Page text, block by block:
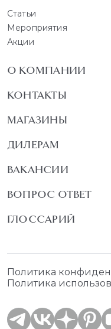
Статьи
Мероприятия
Акции
О КОМПАНИИ
КОНТАКТЫ
МАГАЗИНЫ
ДИЛЕРАМ
ВАКАНСИИ
ВОПРОС ОТВЕТ
ГЛОССАРИЙ
Политика
Политика